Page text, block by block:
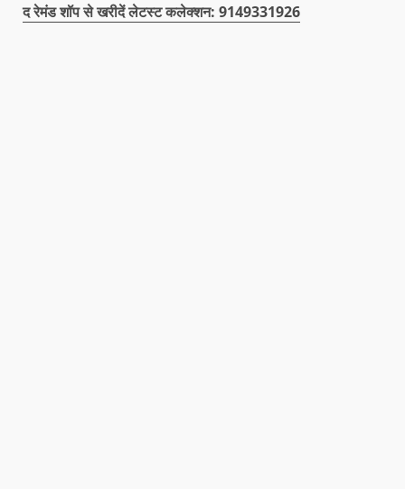
द रेमंड शॉप से खरीदें लेटस्ट कलेक्शन: 9149331926